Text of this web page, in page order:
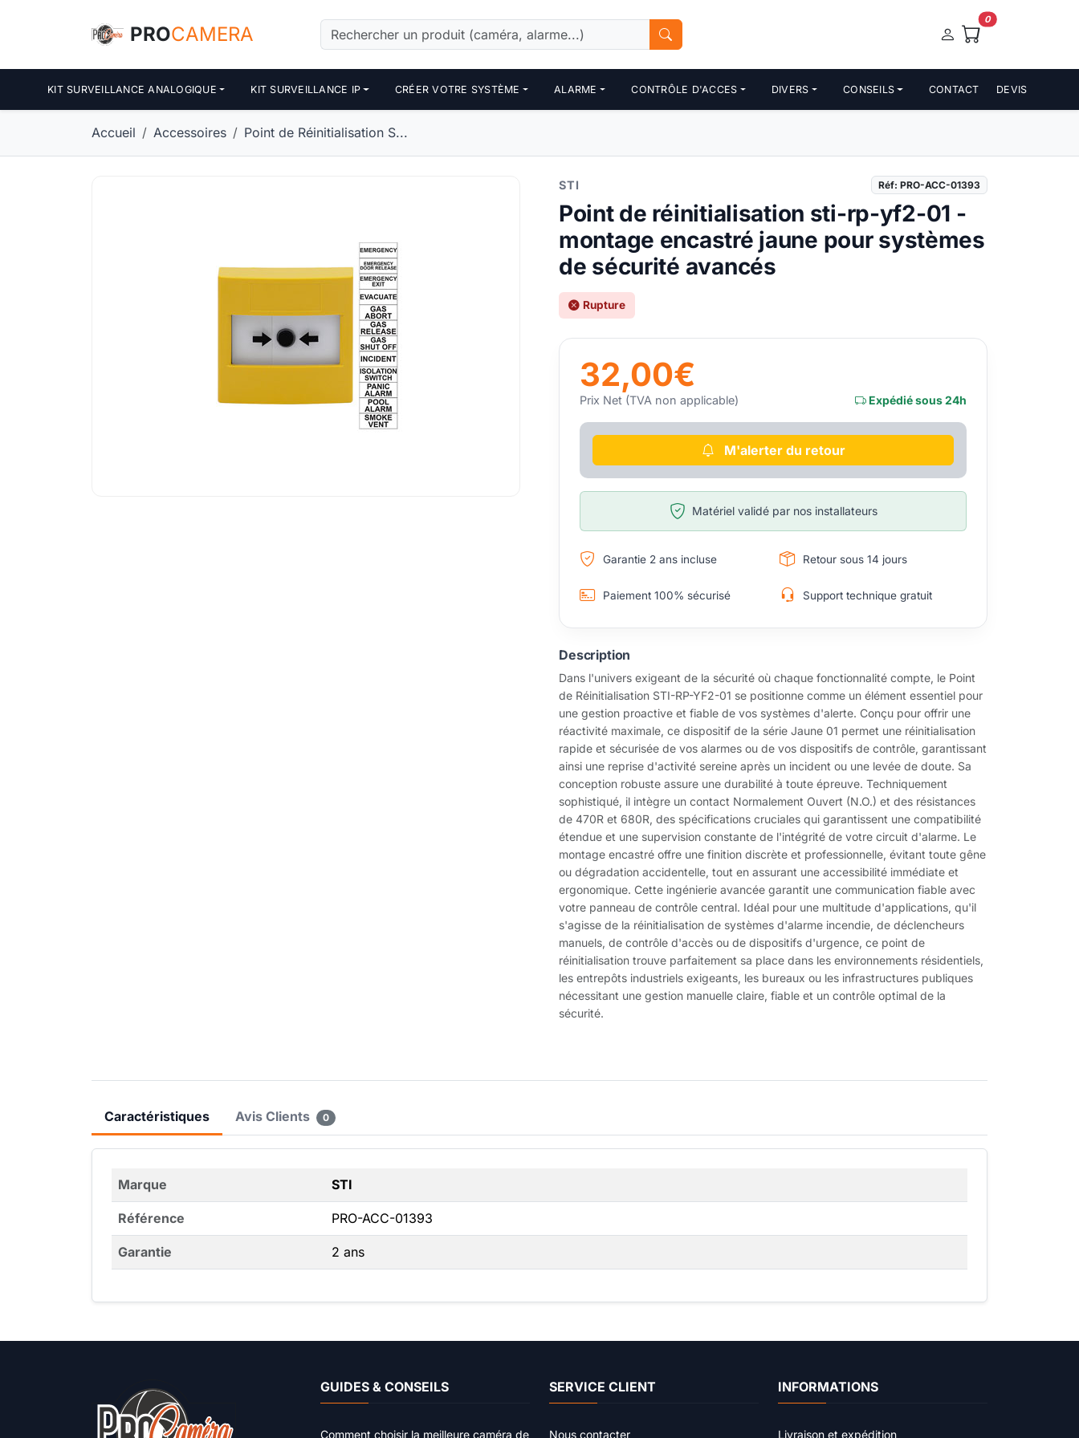
PROCAMERA
0
KIT SURVEILLANCE ANALOGIQUE KIT SURVEILLANCE IP CRÉER VOTRE SYSTÈME ALARME CONTRÔLE D'ACCES DIVERS CONSEILS CONTACT DEVIS
Accueil Accessoires Point de Réinitialisation S...
STI Réf: PRO-ACC-01393
Point de réinitialisation sti-rp-yf2-01 -
montage encastré jaune pour systèmes
de sécurité avancés
Rupture
32,00€
Prix Net (TVA non applicable) Expédié sous 24h
M'alerter du retour
Matériel validé par nos installateurs
Garantie 2 ans incluse Retour sous 14 jours
Paiement 100% sécurisé Support technique gratuit
Description
Dans l'univers exigeant de la sécurité où chaque fonctionnalité compte, le Point
de Réinitialisation STI-RP-YF2-01 se positionne comme un élément essentiel pour
une gestion proactive et fiable de vos systèmes d'alerte. Conçu pour offrir une
réactivité maximale, ce dispositif de la série Jaune 01 permet une réinitialisation
rapide et sécurisée de vos alarmes ou de vos dispositifs de contrôle, garantissant
ainsi une reprise d'activité sereine après un incident ou une levée de doute. Sa
conception robuste assure une durabilité à toute épreuve. Techniquement
sophistiqué, il intègre un contact Normalement Ouvert (N.O.) et des résistances
de 470R et 680R, des spécifications cruciales qui garantissent une compatibilité
étendue et une supervision constante de l'intégrité de votre circuit d'alarme. Le
montage encastré offre une finition discrète et professionnelle, évitant toute gêne
ou dégradation accidentelle, tout en assurant une accessibilité immédiate et
ergonomique. Cette ingénierie avancée garantit une communication fiable avec
votre panneau de contrôle central. Idéal pour une multitude d'applications, qu'il
s'agisse de la réinitialisation de systèmes d'alarme incendie, de déclencheurs
manuels, de contrôle d'accès ou de dispositifs d'urgence, ce point de
réinitialisation trouve parfaitement sa place dans les environnements résidentiels,
les entrepôts industriels exigeants, les bureaux ou les infrastructures publiques
nécessitant une gestion manuelle claire, fiable et un contrôle optimal de la
sécurité.
Caractéristiques Avis Clients 0
Marque STI
Référence PRO-ACC-01393
Garantie 2 ans
GUIDES & CONSEILS
Comment choisir la meilleure caméra de
SERVICE CLIENT
Nous contacter
INFORMATIONS
Livraison et expédition